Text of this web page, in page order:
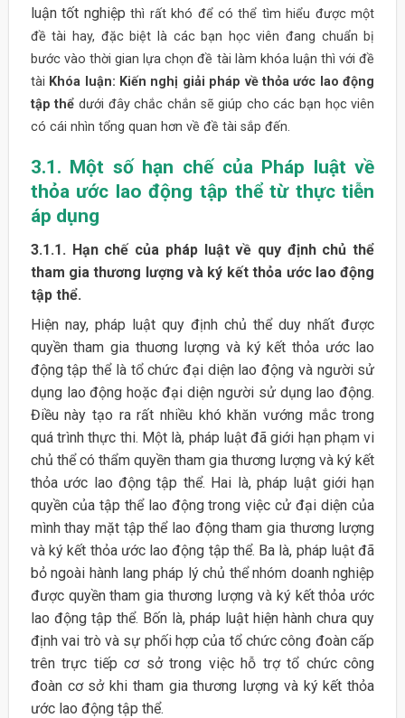
luận tốt nghiệp thì rất khó để có thể tìm hiểu được một
đề tài hay, đặc biệt là các bạn học viên đang chuẩn bị
bước vào thời gian lựa chọn đề tài làm khóa luận thì với đề
tài Khóa luận: Kiến nghị giải pháp về thỏa ước lao động
tập thểdưới đây chắc chắn sẽ giúp cho các bạn học viên
có cái nhìn tổng quan hơn về đề tài sắp đến.
3.1. Một số hạn chế của Pháp luật về
thỏa ước lao động tập thể từ thực tiễn
áp dụng
3.1.1. Hạn chế của pháp luật về quy định chủ thể
tham gia thương lượng và ký kết thỏa ước lao động
tập thể.
Hiện nay, pháp luật quy định chủ thể duy nhất được
quyền tham gia thuơng lượng và ký kết thỏa ước lao
động tập thể là tổ chức đại diện lao động và người sử
dụng lao động hoặc đại diện người sử dụng lao động.
Điều này tạo ra rất nhiều khó khăn vướng mắc trong
quá trình thực thi. Một là, pháp luật đã giới hạn phạm vi
chủ thể có thẩm quyền tham gia thương lượng và ký kết
thỏa ước lao động tập thể. Hai là, pháp luật giới hạn
quyền của tập thể lao động trong việc cử đại diện của
mình thay mặt tập thể lao động tham gia thương lượng
và ký kết thỏa ước lao động tập thể. Ba là, pháp luật đã
bỏ ngoài hành lang pháp lý chủ thể nhóm doanh nghiệp
được quyền tham gia thương lượng và ký kết thỏa ước
lao động tập thể. Bốn là, pháp luật hiện hành chưa quy
định vai trò và sự phối hợp của tổ chức công đoàn cấp
trên trực tiếp cơ sở trong việc hỗ trợ tổ chức công
đoàn cơ sở khi tham gia thương lượng và ký kết thỏa
ước lao động tập thể.